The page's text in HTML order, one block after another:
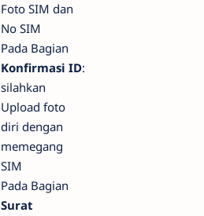
Foto SIM dan
No SIM
Pada Bagian
Konfirmasi ID:
silahkan
Upload foto
diri dengan
memegang
SIM
Pada Bagian
Surat